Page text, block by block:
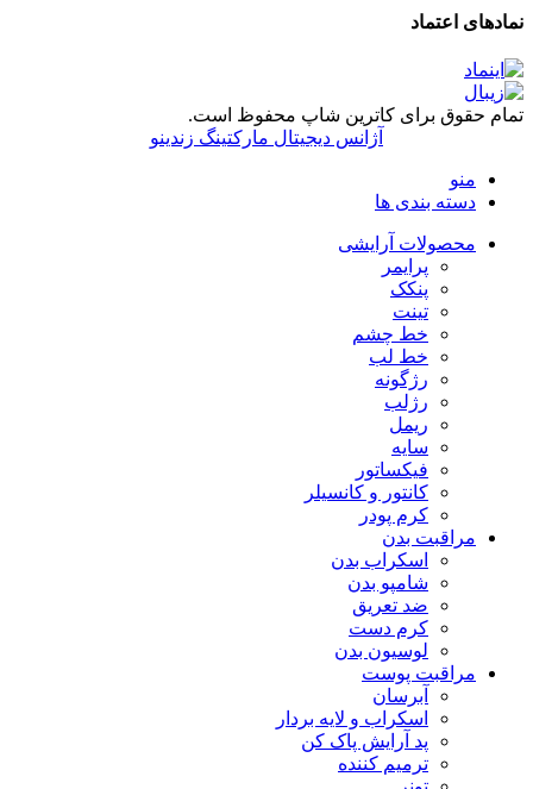
نمادهای اعتماد
تمام حقوق برای کاترین شاپ محفوظ است.
آژانس دیجیتال مارکتینگ زندینو
منو
دسته بندی ها
محصولات آرایشی
پرایمر
پنکک
تینت
خط چشم
خط لب
رژگونه
رژلب
ریمل
سایه
فیکساتور
کانتور و کانسیلر
کرم پودر
مراقبت بدن
اسکراب بدن
شامپو بدن
ضد تعریق
کرم دست
لوسیون بدن
مراقبت پوست
آبرسان
اسکراب و لایه بردار
پد آرایش پاک کن
ترمیم کننده